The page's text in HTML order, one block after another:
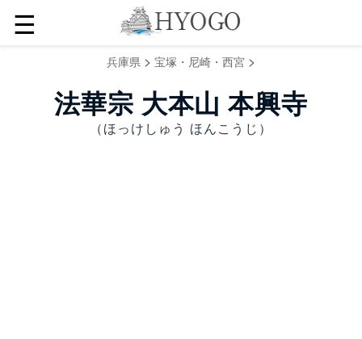
☰
兵庫県 > 宝塚・尼崎・西宮 >
法華宗 大本山 本興寺
（ほっけしゅう ほんこうじ）